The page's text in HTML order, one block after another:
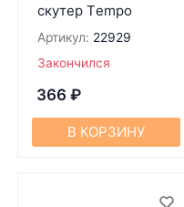
скутер Тempo
Артикул: 22929
Закончился
366 ₽
В КОРЗИНУ